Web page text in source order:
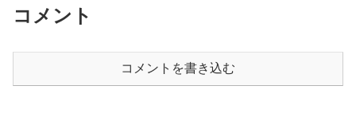
コメント
コメントを書き込む